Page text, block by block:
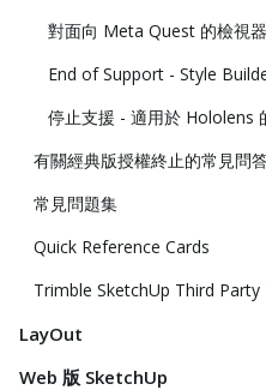
對面向 Meta Quest 的檢視
End of Support - Style
有關經典版授權終止的常見問
常見問題集
Quick Reference Cards
Trimble SketchUp Third
LayOut
Web 版 SketchUp